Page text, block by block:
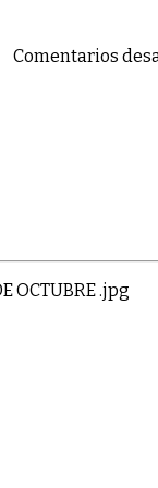
Comentarios